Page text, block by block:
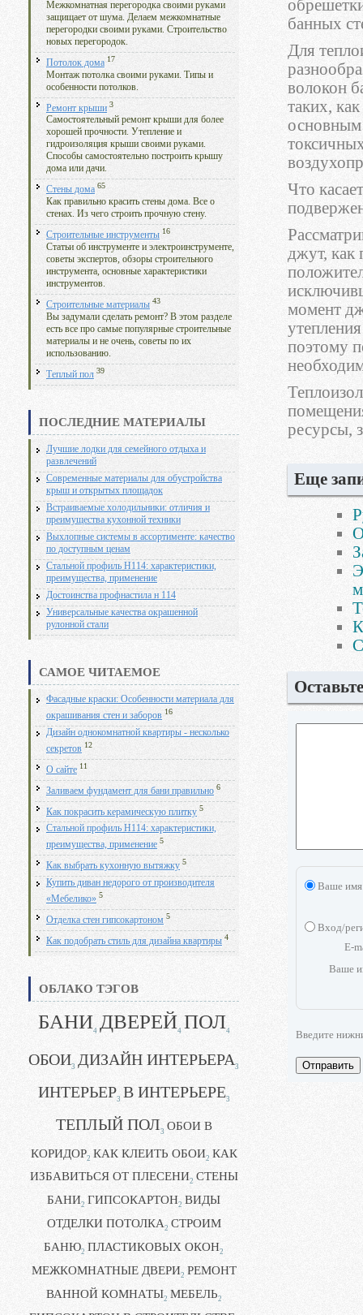
Межкомнатная перегородка своими руками
защищает от шума. Делаем межкомнатные
перегородки своими руками. Строительство
новых перегородок.
Потолок дома 17
Монтаж потолка своими руками. Типы и
особенности потолков.
Ремонт крыши 3
Самостоятельный ремонт крыши для более
хорошей прочности. Утепление и
гидроизоляция крыши своими руками.
Способы самостоятельно построить крышу
дома или дачи.
Стены дома 65
Как правильно красить стены дома. Все о
стенах. Из чего строить прочную стену.
Строительные инструменты 16
Статьи об инструменте и электроинструменте,
советы экспертов, обзоры строительного
инструмента, основные характеристики
инструментов.
Строительные материалы 43
Вы задумали сделать ремонт? В этом разделе
есть все про самые популярные строительные
материалы и не очень, советы по их
использованию.
Теплый пол 39
ПОСЛЕДНИЕ МАТЕРИАЛЫ
Лучшие лодки для семейного отдыха и
развлечений
Современные материалы для обустройства
крыш и открытых площадок
Встраиваемые холодильники: отличия и
преимущества кухонной техники
Выхлопные системы в ассортименте: качество
по доступным ценам
Стальной профиль Н114: характеристики,
преимущества, применение
Достоинства профнастила н 114
Универсальные качества окрашенной
рулонной стали
САМОЕ ЧИТАЕМОЕ
Фасадные краски: Особенности материала для
окрашивания стен и заборов 16
Дизайн однокомнатной квартиры - несколько
секретов 12
О сайте 11
Заливаем фундамент для бани правильно 6
Как покрасить керамическую плитку 5
Стальной профиль Н114: характеристики,
преимущества, применение 5
Как выбрать кухонную вытяжку 5
Купить диван недорого от производителя
«Мебелико» 5
Отделка стен гипсокартоном 5
Как подобрать стиль для дизайна квартиры 4
ОБЛАКО ТЭГОВ
БАНИ4 ДВЕРЕЙ4 ПОЛ4
ОБОИ3 ДИЗАЙН ИНТЕРЬЕРА3
ИНТЕРЬЕР3 В ИНТЕРЬЕРЕ3
ТЕПЛЫЙ ПОЛ3 ОБОИ В
КОРИДОР2 КАК КЛЕИТЬ ОБОИ2 КАК
ИЗБАВИТЬСЯ ОТ ПЛЕСЕНИ2 СТЕНЫ
БАНИ2 ГИПСОКАРТОН2 ВИДЫ
ОТДЕЛКИ ПОТОЛКА2 СТРОИМ
БАНЮ2 ПЛАСТИКОВЫХ ОКОН2
МЕЖКОМНАТНЫЕ ДВЕРИ2 РЕМОНТ
ВАННОЙ КОМНАТЫ2 МЕБЕЛЬ2
банных
Для
волокон
таких,
основным
Что
джут, как
момент
поэтому
ресурсы,
Еще
Ваше имя
Вход/
E-
Ваше
Введите
Отправить